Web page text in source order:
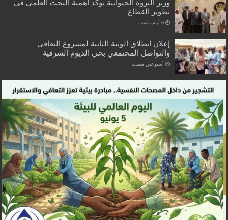
وزير الثروة الحيوانية يؤكد أهمية البحث العلمي في
تطوير القطاع
‏6 أيام مضت
إعلان انطلاق الوثبة الثانية لمشروع التعافي
والتواصل المجتمعي بحي الديوم الشرقية
‏أسبوعين مضت